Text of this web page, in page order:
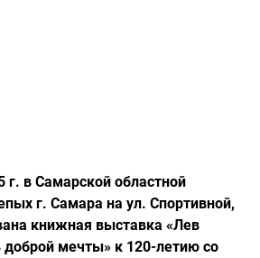
г. в Самарской областной
г. Самара на ул. Спортивной,
книжная выставка «Лев
доброй мечты» к 120-летию со